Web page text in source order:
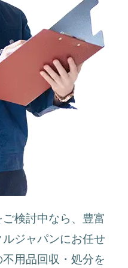
検討中なら、豊富
ジャパンにお任せ
用品回収・処分を